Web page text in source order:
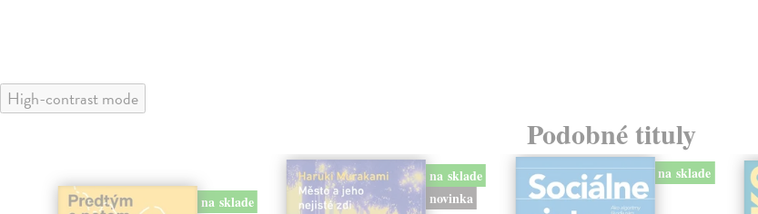
High-contrast mode
Podobné tituly
na sklade
na sklade
novinka
na sklade